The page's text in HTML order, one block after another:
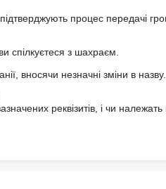
процес передачі
спілкуєтеся з шахраєм.
вносячи незначні зміни в
реквізитів, і чи належать